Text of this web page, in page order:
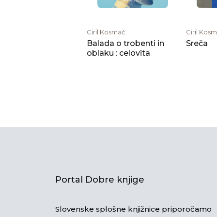
Ciril Kosmač
Balada o trobenti in
oblaku : celovita
Ciril
Sreča
Portal Dobre knjige
Slovenske splošne knjižnice priporočamo